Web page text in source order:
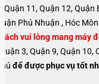
Quận 11, Quận 12, Quận
Phú Nhuận , Hóc
vui lòng mang máy
3, Quận 9, Quận 10,
để được phục vụ tốt